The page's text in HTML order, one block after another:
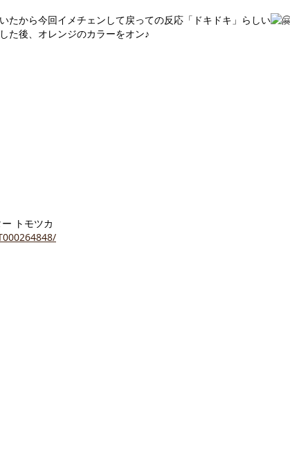
たから今回イメチェンして戻っての反応「ドキドキ」らしい
た後、オレンジのカラーをオン♪
トモツカ